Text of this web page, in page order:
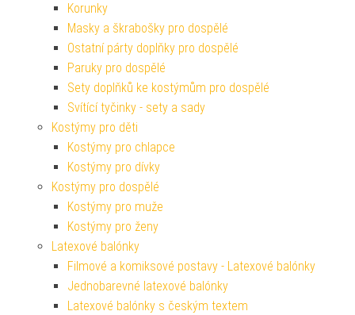
Korunky
Masky a škrabošky pro dospělé
Ostatní párty doplňky pro dospělé
Paruky pro dospělé
Sety doplňků ke kostýmům pro dospělé
Svítící tyčinky - sety a sady
Kostýmy pro děti
Kostýmy pro chlapce
Kostýmy pro dívky
Kostýmy pro dospělé
Kostýmy pro muže
Kostýmy pro ženy
Latexové balónky
Filmové a komiksové postavy - Latexové balónky
Jednobarevné latexové balónky
Latexové balónky s českým textem